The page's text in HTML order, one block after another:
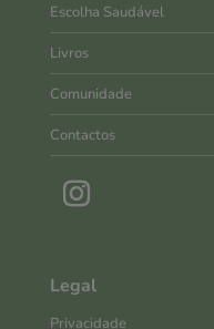
Escolha Saudável
Livros
Comunidade
Contactos
Legal
Privacidade